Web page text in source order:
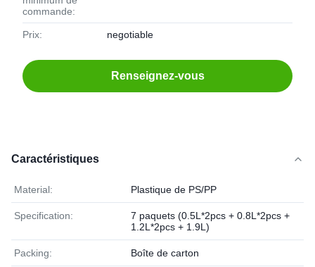
commande:
Prix: negotiable
Renseignez-vous
Caractéristiques
Material: Plastique de PS/PP
Specification:
7 paquets (0.5L*2pcs + 0.8L*2pcs +
1.2L*2pcs + 1.9L)
Packing: Boîte de carton